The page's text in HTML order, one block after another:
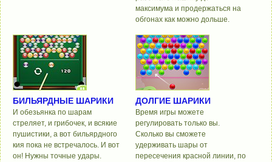
максимума и продержаться на
обгонах как можно дольше.
БИЛЬЯРДНЫЕ ШАРИКИ
И обезьянка по шарам
стреляет, и грибочек, и всякие
пушистики, а вот бильярдного
кия пока не встречалось. И вот
он! Нужны точные удары.
ДОЛГИЕ ШАРИКИ
Время игры можете
регулировать только вы.
Сколько вы сможете
удерживать шары от
пересечения красной линии, по